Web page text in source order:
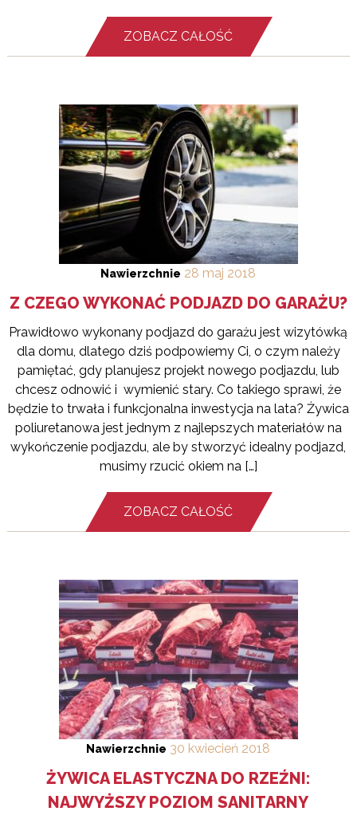
ZOBACZ CAŁOŚĆ
Nawierzchnie 28 maj 2018
Z CZEGO WYKONAĆ PODJAZD DO GARAŻU?
Prawidłowo wykonany podjazd do garażu jest wizytówką
dla domu, dlatego dziś podpowiemy Ci, o czym należy
pamiętać, gdy planujesz projekt nowego podjazdu, lub
chcesz odnowić i wymienić stary. Co takiego sprawi, że
będzie to trwała i funkcjonalna inwestycja na lata? Żywica
poliuretanowa jest jednym z najlepszych materiałów na
wykończenie podjazdu, ale by stworzyć idealny podjazd,
musimy rzucić okiem na […]
ZOBACZ CAŁOŚĆ
Nawierzchnie 30 kwiecień 2018
ŻYWICA ELASTYCZNA DO RZEŹNI:
NAJWYŻSZY POZIOM SANITARNY